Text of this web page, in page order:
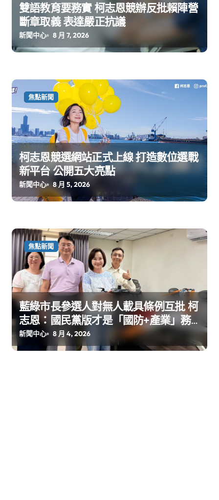
雙語教育要務實 柯志恩競辦反批賴陣營
斷章取義 表達嚴正抗議
新聞中心 8 月 7, 2026
焦點新聞
柯志恩競選網站正式上線 打造數位選戰
新平台 公開五大亮點
新聞中心 8 月 5, 2026
焦點新聞
藍綠市長參選人對無人載具條例互批 柯
志恩：國民黨版才是「國防+產業」務
實版
新聞中心 8 月 4, 2026